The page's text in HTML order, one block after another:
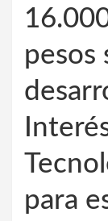
pesos
para